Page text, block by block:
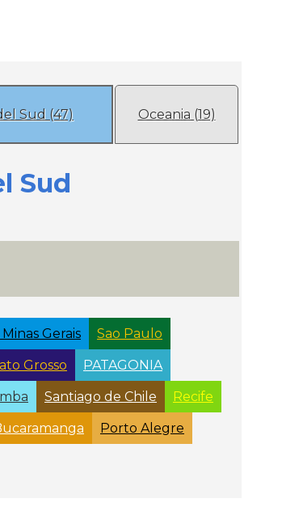
Sud (47) Oceania (19)
Sud
Gerais Sao Paulo
Grosso PATAGONIA
Santiago de Chile Recife
Porto Alegre